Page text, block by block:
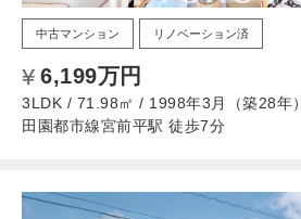
中古マンション リノベーション済
6,199万円
3LDK / 71.98㎡ / 1998年3月（築28年）
田園都市線宮前平駅 徒歩7分